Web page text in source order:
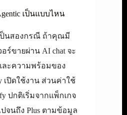
เป็นแบบไหน
ป็นสองกรณี ถ้าคุณมี
อร์ขายผ่าน AI chat จะ
ละความพร้อมของ
เปิดใช้งาน ส่วนค่าใช้
ปกติเริ่มจากแพ็กเกจ
ปจนถึง Plus ตามข้อมูล